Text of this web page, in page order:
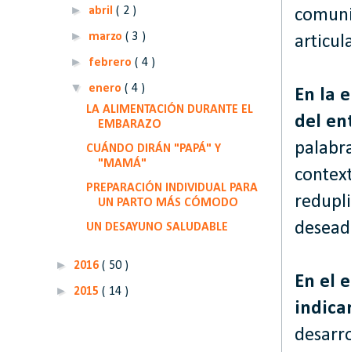
En la
del
En el
► abril( 2 )
► marzo( 3 )
► febrero( 4 )
▼ enero( 4 )
LA ALIMENTACIÓN DURANTE EL
EMBARAZO
CUÁNDO DIRÁN "PAPÁ" Y
"MAMÁ"
PREPARACIÓN INDIVIDUAL PARA
UN PARTO MÁS CÓMODO
UN DESAYUNO SALUDABLE
► 2016 ( 50 )
► 2015 ( 14 )